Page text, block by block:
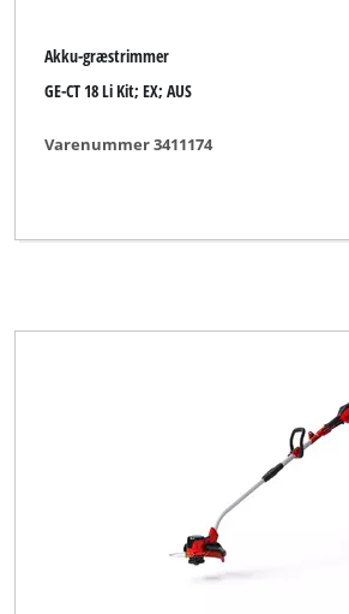
Akku-græstrimmer
GE-CT 18 Li Kit; EX; AUS
Varenummer 3411174